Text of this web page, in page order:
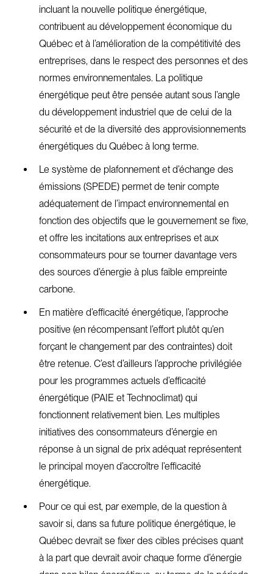
incluant la nouvelle politique énergétique,
contribuent au développement économique du
Québec et à l’amélioration de la compétitivité des
entreprises, dans le respect des personnes et des
normes environnementales. La politique
énergétique peut être pensée autant sous l’angle
du développement industriel que de celui de la
sécurité et de la diversité des approvisionnements
énergétiques du Québec à long terme.
Le système de plafonnement et d’échange des
émissions (SPEDE) permet de tenir compte
adéquatement de l’impact environnemental en
fonction des objectifs que le gouvernement se fixe,
et offre les incitations aux entreprises et aux
consommateurs pour se tourner davantage vers
des sources d’énergie à plus faible empreinte
carbone.
En matière d’efficacité énergétique, l’approche
positive (en récompensant l’effort plutôt qu’en
forçant le changement par des contraintes) doit
être retenue. C’est d’ailleurs l’approche privilégiée
pour les programmes actuels d’efficacité
énergétique (PAIE et Technoclimat) qui
fonctionnent relativement bien. Les multiples
initiatives des consommateurs d’énergie en
réponse à un signal de prix adéquat représentent
le principal moyen d’accroître l’efficacité
énergétique.
Pour ce qui est, par exemple, de la question à
savoir si, dans sa future politique énergétique, le
Québec devrait se fixer des cibles précises quant
à la part que devrait avoir chaque forme d’énergie